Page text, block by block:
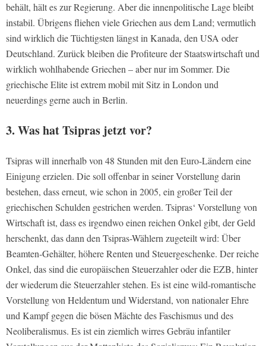
behält, hält es zur Regierung. Aber die innenpolitische Lage bleibt
instabil. Übrigens fliehen viele Griechen aus dem Land; vermutlich
sind wirklich die Tüchtigsten längst in Kanada, den USA oder
Deutschland. Zurück bleiben die Profiteure der Staatswirtschaft und
wirklich wohlhabende Griechen – aber nur im Sommer. Die
griechische Elite ist extrem mobil mit Sitz in London und
neuerdings gerne auch in Berlin.
3. Was hat Tsipras jetzt vor?
Tsipras will innerhalb von 48 Stunden mit den Euro-Ländern eine
Einigung erzielen. Die soll offenbar in seiner Vorstellung darin
bestehen, dass erneut, wie schon in 2005, ein großer Teil der
griechischen Schulden gestrichen werden. Tsipras‘ Vorstellung von
Wirtschaft ist, dass es irgendwo einen reichen Onkel gibt, der Geld
herschenkt, das dann den Tsipras-Wählern zugeteilt wird: Über
Beamten-Gehälter, höhere Renten und Steuergeschenke. Der reiche
Onkel, das sind die europäischen Steuerzahler oder die EZB, hinter
der wiederum die Steuerzahler stehen. Es ist eine wild-romantische
Vorstellung von Heldentum und Widerstand, von nationaler Ehre
und Kampf gegen die bösen Mächte des Faschismus und des
Neoliberalismus. Es ist ein ziemlich wirres Gebräu infantiler